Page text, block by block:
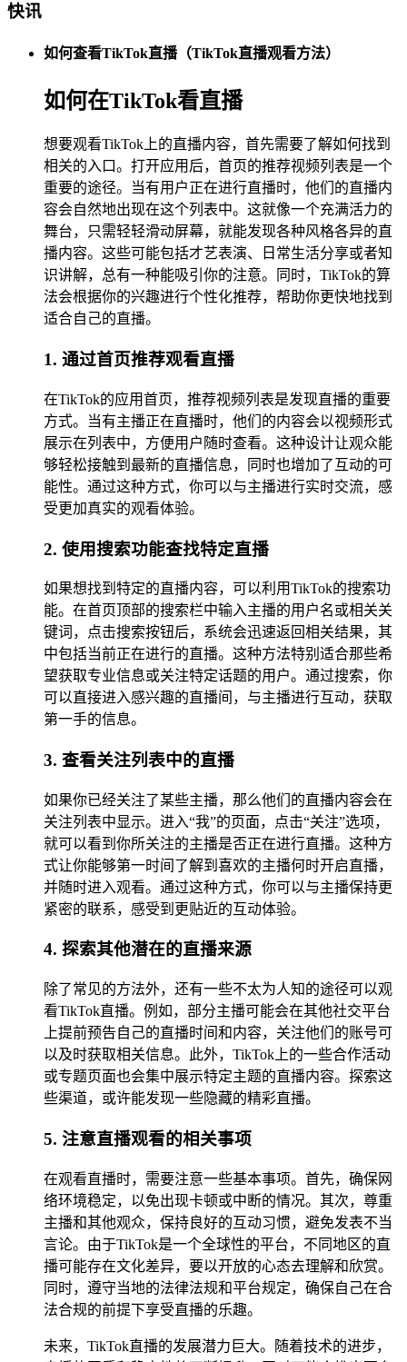
快讯
如何查看TikTok直播（TikTok直播观看方法）
如何在TikTok看直播
想要观看TikTok上的直播内容，首先需要了解如何找到
相关的入口。打开应用后，首页的推荐视频列表是一个
重要的途径。当有用户正在进行直播时，他们的直播内
容会自然地出现在这个列表中。这就像一个充满活力的
舞台，只需轻轻滑动屏幕，就能发现各种风格各异的直
播内容。这些可能包括才艺表演、日常生活分享或者知
识讲解，总有一种能吸引你的注意。同时，TikTok的算
法会根据你的兴趣进行个性化推荐，帮助你更快地找到
适合自己的直播。
1. 通过首页推荐观看直播
在TikTok的应用首页，推荐视频列表是发现直播的重要
方式。当有主播正在直播时，他们的内容会以视频形式
展示在列表中，方便用户随时查看。这种设计让观众能
够轻松接触到最新的直播信息，同时也增加了互动的可
能性。通过这种方式，你可以与主播进行实时交流，感
受更加真实的观看体验。
2. 使用搜索功能查找特定直播
如果想找到特定的直播内容，可以利用TikTok的搜索功
能。在首页顶部的搜索栏中输入主播的用户名或相关关
键词，点击搜索按钮后，系统会迅速返回相关结果，其
中包括当前正在进行的直播。这种方法特别适合那些希
望获取专业信息或关注特定话题的用户。通过搜索，你
可以直接进入感兴趣的直播间，与主播进行互动，获取
第一手的信息。
3. 查看关注列表中的直播
如果你已经关注了某些主播，那么他们的直播内容会在
关注列表中显示。进入“我”的页面，点击“关注”选项，
就可以看到你所关注的主播是否正在进行直播。这种方
式让你能够第一时间了解到喜欢的主播何时开启直播，
并随时进入观看。通过这种方式，你可以与主播保持更
紧密的联系，感受到更贴近的互动体验。
4. 探索其他潜在的直播来源
除了常见的方法外，还有一些不太为人知的途径可以观
看TikTok直播。例如，部分主播可能会在其他社交平台
上提前预告自己的直播时间和内容，关注他们的账号可
以及时获取相关信息。此外，TikTok上的一些合作活动
或专题页面也会集中展示特定主题的直播内容。探索这
些渠道，或许能发现一些隐藏的精彩直播。
5. 注意直播观看的相关事项
在观看直播时，需要注意一些基本事项。首先，确保网
络环境稳定，以免出现卡顿或中断的情况。其次，尊重
主播和其他观众，保持良好的互动习惯，避免发表不当
言论。由于TikTok是一个全球性的平台，不同地区的直
播可能存在文化差异，要以开放的心态去理解和欣赏。
同时，遵守当地的法律法规和平台规定，确保自己在合
法合规的前提下享受直播的乐趣。
未来，TikTok直播的发展潜力巨大。随着技术的进步，